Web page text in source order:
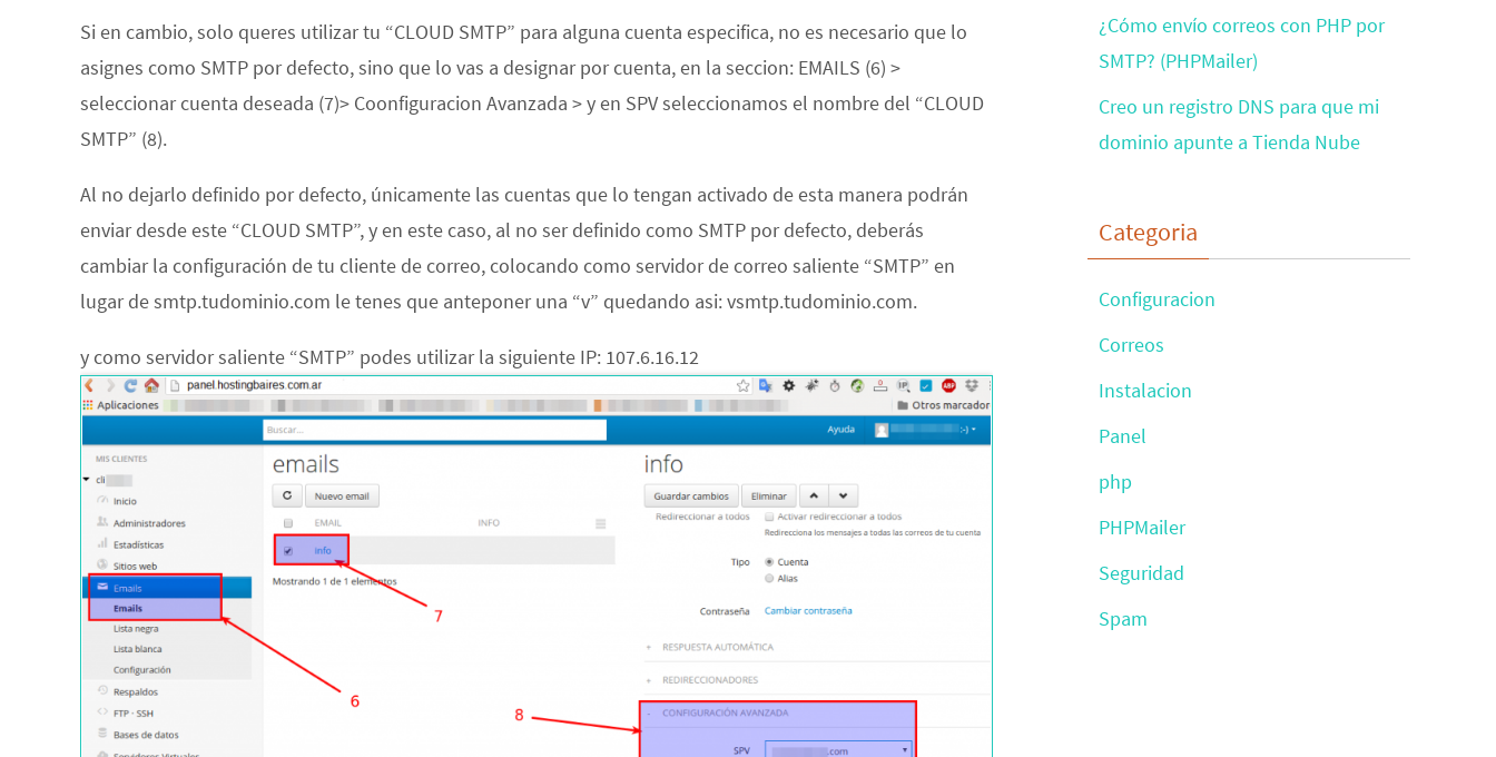
Si en cambio, solo queres utilizar tu “CLOUD SMTP” para alguna cuenta especifica, no es necesario que lo
asignes como SMTP por defecto, sino que lo vas a designar por cuenta, en la seccion: EMAILS (6) >
seleccionar cuenta deseada (7)> Coonfiguracion Avanzada > y en SPV seleccionamos el nombre del “CLOUD
SMTP” (8).
Al no dejarlo definido por defecto, únicamente las cuentas que lo tengan activado de esta manera podrán
enviar desde este “CLOUD SMTP”, y en este caso, al no ser definido como SMTP por defecto, deberás
cambiar la configuración de tu cliente de correo, colocando como servidor de correo saliente “SMTP” en
lugar de smtp.tudominio.com le tenes que anteponer una “v” quedando asi: vsmtp.tudominio.com.
y como servidor saliente “SMTP” podes utilizar la siguiente IP: 107.6.16.12
¿Cómo envío correos con PHP por
SMTP? (PHPMailer)
Creo un registro DNS para que mi
dominio apunte a Tienda Nube
Categoria
Configuracion
Correos
Instalacion
Panel
php
PHPMailer
Seguridad
Spam